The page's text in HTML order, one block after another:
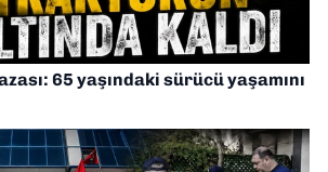
65 yaşındaki sürücü yaşamını